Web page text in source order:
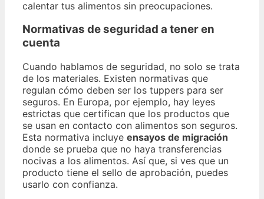
calentar tus alimentos sin preocupaciones.
Normativas de seguridad a tener en
cuenta
Cuando hablamos de seguridad, no solo se trata
de los materiales. Existen normativas que
regulan cómo deben ser los tuppers para ser
seguros. En Europa, por ejemplo, hay leyes
estrictas que certifican que los productos que
se usan en contacto con alimentos son seguros.
Esta normativa incluye ensayos de migración
donde se prueba que no haya transferencias
nocivas a los alimentos. Así que, si ves que un
producto tiene el sello de aprobación, puedes
usarlo con confianza.